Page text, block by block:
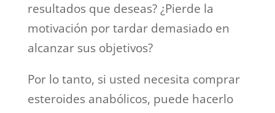
resultados que deseas? ¿Pierde la
motivación por tardar demasiado en
alcanzar sus objetivos?
Por lo tanto, si usted necesita comprar
esteroides anabólicos, puede hacerlo